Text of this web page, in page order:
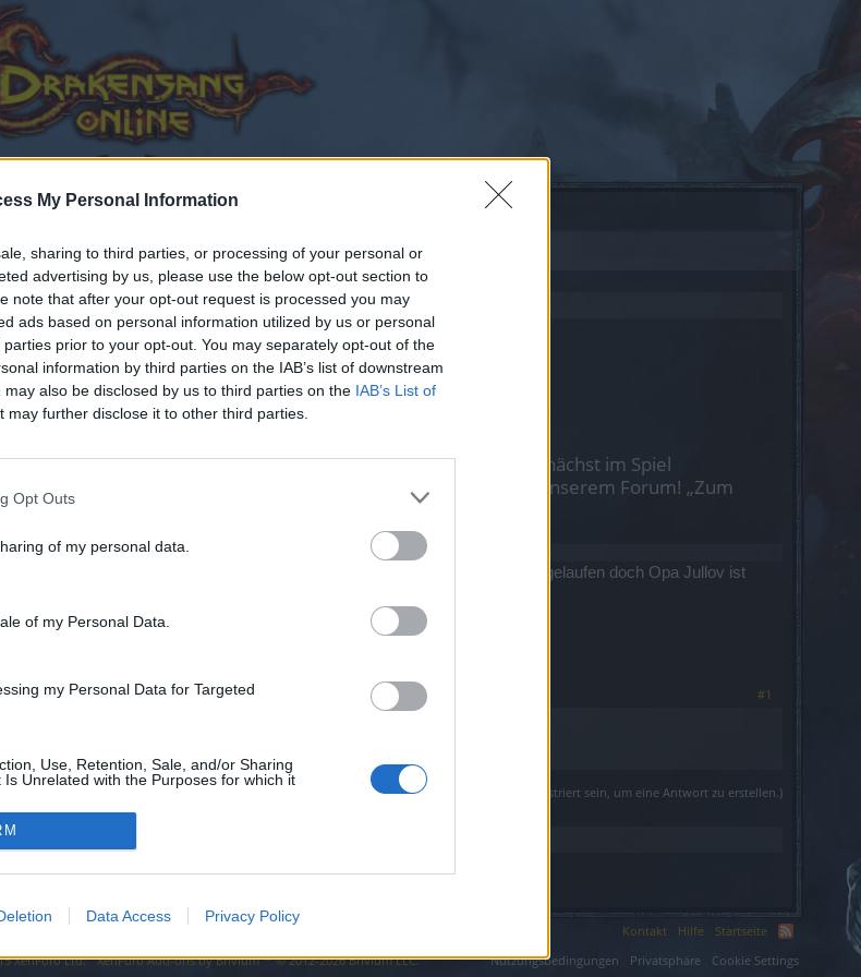
My Personal Information
sharing to third parties, or processing of your personal or
advertising by us, please use the below opt-out section to
note that after your opt-out request is processed you may
ads based on personal information utilized by us or personal
prior to your opt-out. You may separately opt-out of the
information by third parties on the IAB’s list of downstream
also be disclosed by us to third parties on the IAB’s List of
may further disclose it to other third parties.
Opt Outs
of my personal data.
of my Personal Data.
my Personal Data for Targeted
Use, Retention, Sale, and/or Sharing
Unrelated with the Purposes for which it
Data Access Privacy Policy
oder eigene Themen starten möchtest, musst Du Dich bitte zunächst im Spiel
Dich neu. Wir freuen uns auf Deinen nächsten Besuch in unserem Forum! „Zum
umgezogen ist ? Ich bin jetzt , keine Ahnung wie oft , in der Tempelanlage gelaufen doch Opa Jullov ist
Problem ?
#1
(Du musst angemeldet oder registriert sein, um eine Antwort zu erstellen.)
Kontakt Hilfe
Startseite
Nutzungsbedingungen
Privatsphäre Cookie Settings
XenForo Ltd. XenForoAdd-ons by Brivium™ © 2012-2026 Brivium LLC.